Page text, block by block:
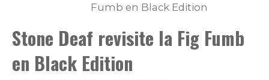
Fumb en Black Edition
Stone Deaf revisite la Fig Fumb
en Black Edition